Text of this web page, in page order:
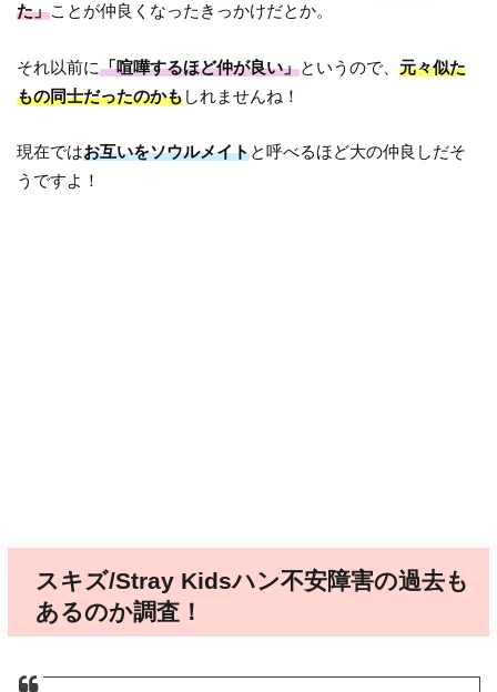
た」ことが仲良くなったきっかけだとか。
それ以前に「喧嘩するほど仲が良い」というので、元々似た
もの同士だったのかもしれませんね！
現在ではお互いをソウルメイトと呼べるほど大の仲良しだそ
うですよ！
スキズ/Stray Kidsハン不安障害の過去も
あるのか調査！